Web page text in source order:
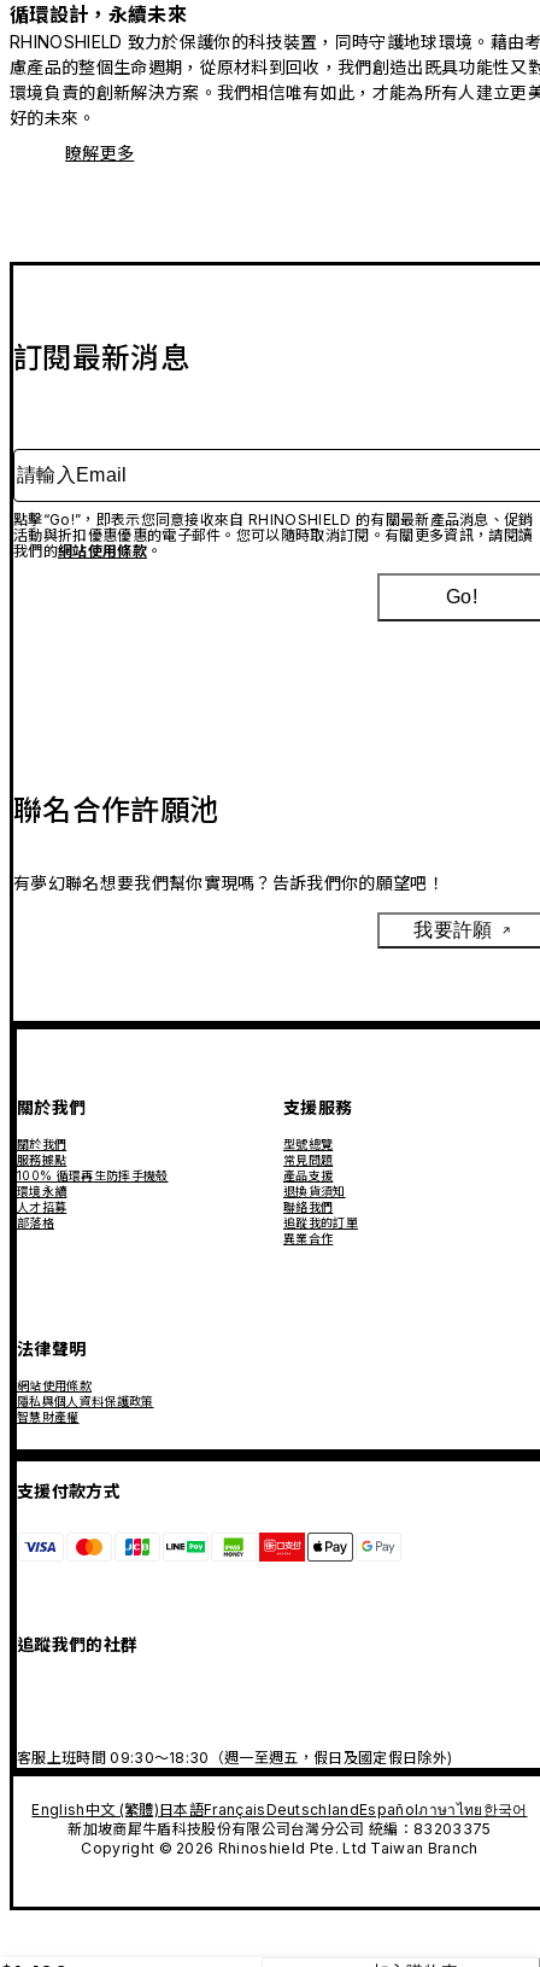
循環設計，永續未來
RHINOSHIELD 致力於保護你的科技裝置，同時守護地球環境。藉由
慮產品的整個生命週期，從原材料到回收，我們創造出既具功能性又
環境負責的創新解決方案。我們相信唯有如此，才能為所有人建立更
好的未來。
瞭解更多
訂閱最新消息
請輸入Email
點擊“Go!”，即表示您同意接收來自 RHINOSHIELD 的有關最新產品消息、促銷
活動與折扣優惠優惠的電子郵件。您可以隨時取消訂閱。有關更多資訊，請閱讀
我們的網站使用條款。
Go!
聯名合作許願池
有夢幻聯名想要我們幫你實現嗎？告訴我們你的願望吧！
我要許願
關於我們
關於我們
服務據點
100% 循環再生防摔手機殼
環境永續
人才招募
部落格
支援服務
型號總覽
常見問題
產品支援
退換貨須知
聯絡我們
追蹤我的訂單
異業合作
法律聲明
網站使用條款
隱私與個人資料保護政策
智慧財產權
支援付款方式
追蹤我們的社群
客服上班時間 09:30～18:30（週一至週五，假日及國定假日除外)
English中文 (繁體)日本語FrançaisDeutschlandEspañolภาษาไทย 한국어
新加坡商犀牛盾科技股份有限公司台灣分公司 統編：83203375
Copyright © 2026 Rhinoshield Pte. Ltd Taiwan Branch